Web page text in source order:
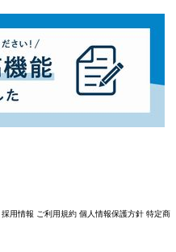
採用情報 ご利用規約 個人情報保護方針 特定商